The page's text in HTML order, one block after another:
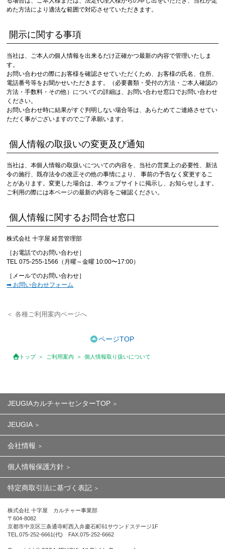
めた方法により適法な範囲で対応させていただきます。
開示に関する事項
当社は、ご本人の個人情報を出来るだけ正確かつ最新の内容で管理いたしま
す。
お問い合わせの際にお客様を確認させていただくため、お客様の氏名、住所、
電話番号等をお聞かせいただきます。（必要書類・受付の方法・ご本人確認の
方法・手数料・その他）についての詳細は、お問い合わせ窓口でお問い合わせ
ください。
お問い合わせ時に結果がすぐ判明しない場合等は、あらためてご連絡させてい
ただく事がございますのでご了承願います。
個人情報の取扱いの変更及び通知
当社は、本個人情報の取扱いについての内容を、当社の営業上の必要性、新法
令の施行、既存法令の改正その他の事情により、 事前の予告なく変更するこ
とがあります。変更した場合は、本ウェブサイトに掲示し、お知らせします。
ご利用の際には本ページの最新の内容をご確認ください。
個人情報に関するお問合せ窓口
株式会社 十字屋 経営管理部
［お電話でのお問い合わせ］
TEL 075-255-1566（月曜～金曜 10:00〜17:00）
［メールでのお問い合わせ］
➡ お問い合わせフォーム
＜ 各種ご利用案内ページへ
ページTOP
トップ ご利用案内 個人情報取り扱いについて
JEUGIAカルチャーセンターTOP
JEUGIA
会社情報
個人情報保護方針
特定商取引法に基づく表記
株式会社 十字屋 カルチャー事業部
〒604-8082
京都市中京区三条通寺町西入弁慶石町61サウンドステージ1F
TEL.075-252-6661(代) FAX.075-252-6662